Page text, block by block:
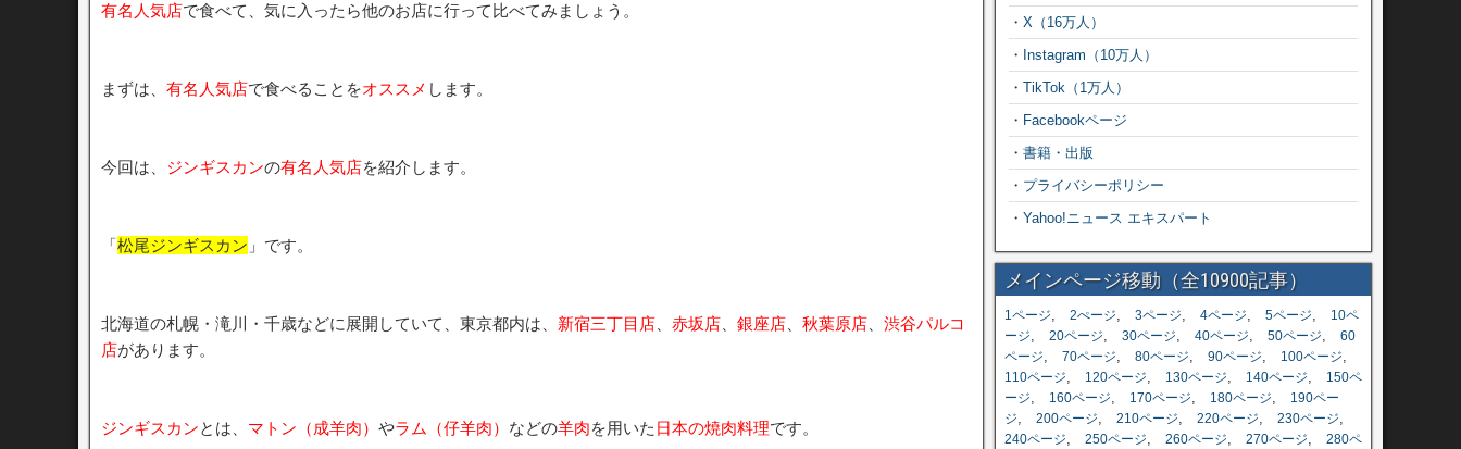
有名人気店で食べて、気に入ったら他のお店に行って比べてみましょう。
まずは、 有名人気店で食べることをオススメ します。
今回は、 ジンギスカンの有名人気店を紹介します。
「松尾ジンギスカン 」です。
北海道の札幌・滝川・千歳などに展開していて、東京都内は、 新宿三丁目店 赤坂店 銀座店 秋葉原店
渋谷パルコ
店があります。
ジンギスカンとは、 マトン（成羊肉） やラム（仔羊肉） などの羊肉を用いた 日本の焼肉料理です。
・ X（16万人）
・ Instagram（10万人）
・ TikTok（1万人）
・ Facebookページ
・ 書籍・出版
・ プライバシーポリシー
・ Yahoo!ニュース エキスパート
メインページ移動（全10900記事）
1ページ, 2ぺージ, 3ページ, 4ページ, 5ページ,
10ペ
ージ, 20ページ, 30ページ, 40ページ, 50ページ, 60
ページ, 70ページ, 80ページ, 90ページ, 100ページ,
110ページ, 120ページ, 130ページ, 140ページ,
150ペ
ージ, 160ページ, 170ページ, 180ページ,
190ペー
ジ, 200ページ, 210ページ, 220ページ, 230ページ,
240ページ, 250ページ, 260ページ, 270ページ, 280ペ